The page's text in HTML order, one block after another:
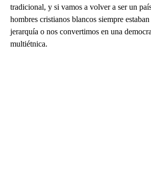
tradicional, y si vamos a volver a ser un
hombres cristianos blancos siempre
jerarquía o nos convertimos en una
multiétnica.